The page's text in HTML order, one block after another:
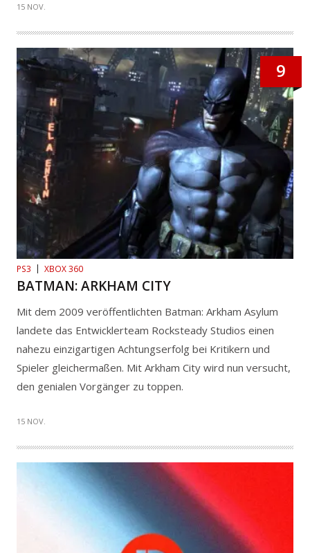
15 NOV.
9
PS3 XBOX 360
BATMAN: ARKHAM CITY
Mit dem 2009 veröffentlichten Batman: Arkham Asylum
landete das Entwicklerteam Rocksteady Studios einen
nahezu einzigartigen Achtungserfolg bei Kritikern und
Spieler gleichermaßen. Mit Arkham City wird nun versucht,
den genialen Vorgänger zu toppen.
15 NOV.